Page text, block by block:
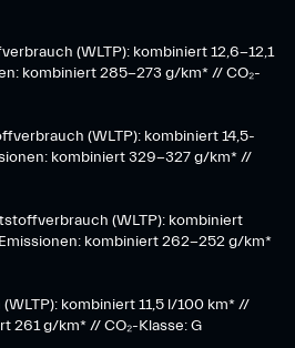
(WLTP): kombiniert 12,6-12,1
kombiniert 285-273 g/km*​ // CO₂-
(WLTP): kombiniert 14,5-
kombiniert 329-327 g/km* //
(WLTP): kombiniert
kombiniert 262-252 g/km*
kombiniert 11,5 l/100 km* //
261 g/km* // CO₂-Klasse: G